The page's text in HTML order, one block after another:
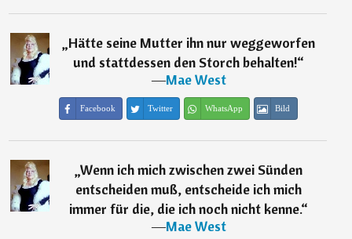
„Hätte seine Mutter ihn nur weggeworfen
und stattdessen den Storch behalten!“
―Mae West
Facebook Twitter WhatsApp Bild
„Wenn ich mich zwischen zwei Sünden
entscheiden muß, entscheide ich mich
immer für die, die ich noch nicht kenne.“
―Mae West